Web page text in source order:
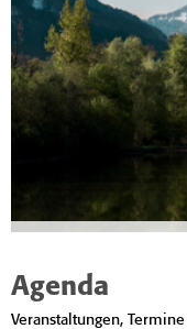
Agenda
Veranstaltungen,